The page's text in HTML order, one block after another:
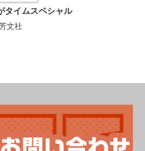
タイムスペシャル
文社